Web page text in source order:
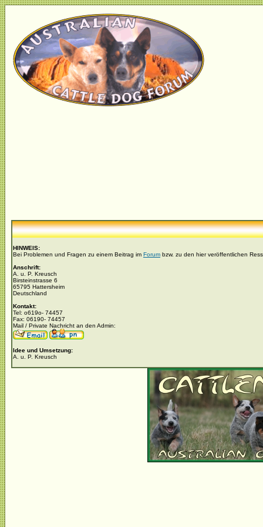
HINWEIS:
Bei Problemen und Fragen zu einem Beitrag im Forum bzw. zu den hier veröffentlichen
Anschrift:
A. u. P. Kreusch
Birsteinstrasse 6
65795 Hattersheim
Deutschland
Kontakt:
Tel: o619o- 74457
Fax: 06190- 74457
Mail / Private Nachricht an den Admin:
Idee und Umsetzung:
A. u. P. Kreusch